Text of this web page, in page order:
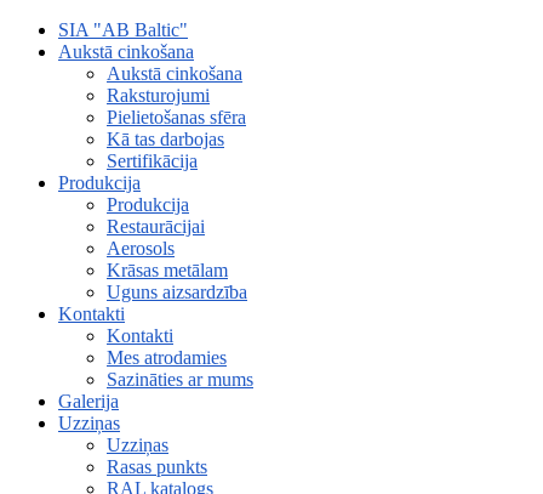
SIA "AB Baltic"
Aukstā cinkošana
Aukstā cinkošana
Raksturojumi
Pielietošanas sfēra
Kā tas darbojas
Sertifikācija
Produkcija
Produkcija
Restaurācijai
Aerosols
Krāsas metālam
Uguns aizsardzība
Kontakti
Kontakti
Mes atrodamies
Sazināties ar mums
Galerija
Uzziņas
Uzziņas
Rasas punkts
RAL katalogs